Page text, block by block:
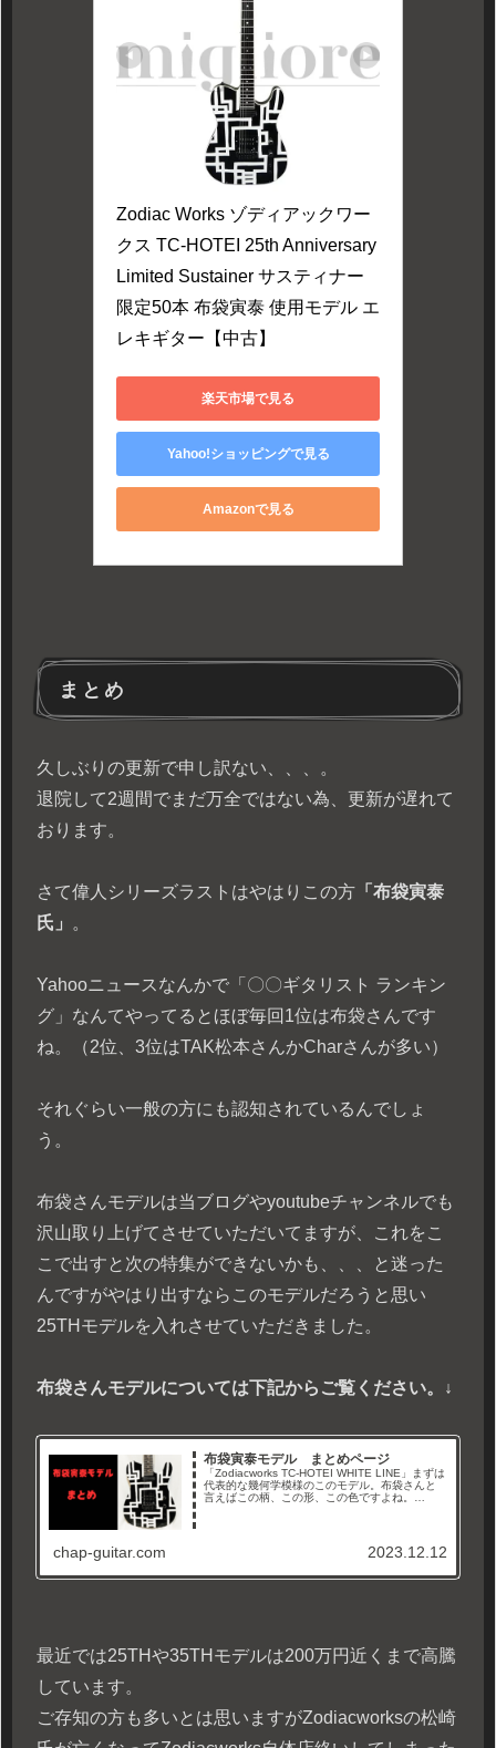
Zodiac Works ゾディアックワー
クス TC-HOTEI 25th Anniversary
Limited Sustainer サスティナー
限定50本 布袋寅泰 使用モデル エ
レキギター【中古】
楽天市場で見る
Yahoo!ショッピングで見る
Amazonで見る
まとめ
久しぶりの更新で申し訳ない、、、。
退院して2週間でまだ万全ではない為、更新が遅れて
おります。
さて偉人シリーズラストはやはりこの方 「布袋寅泰
氏」
。
Yahooニュースなんかで「〇〇ギタリスト ランキン
グ」なんてやってるとほぼ毎回1位は布袋さんです
ね。（2位、3位はTAK松本さんかCharさんが多い）
それぐらい一般の方にも認知されているんでしょ
う。
布袋さんモデルは当ブログやyoutubeチャンネルでも
沢山取り上げてさせていただいてますが、これをこ
こで出すと次の特集ができないかも、、、と迷った
んですがやはり出すならこのモデルだろうと思い
25THモデルを入れさせていただきました。
布袋さんモデルについては下記からご覧ください。↓
布袋寅泰モデル まとめページ
「Zodiacworks TC-HOTEI WHITE LINE」まずは
代表的な幾何学模様のこのモデル。布袋さんと
言えばこの柄、この形、この色ですよね。
chap-guitar.com 2023.12.12
最近では25THや35THモデルは200万円近くまで高騰
しています。
ご存知の方も多いとは思いますがZodiacworksの松崎